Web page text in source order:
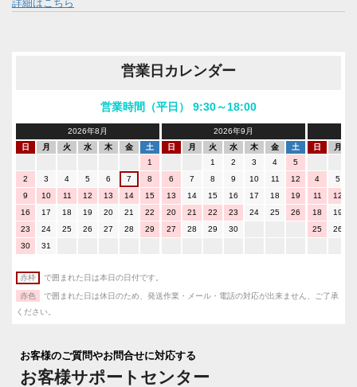
詳細はこちら
営業日カレンダー
営業時間（平日） 9:30～18:00
2026年8月
日
月 火 水 木 金
土
1
2
3 4 5 6 7
8
9
10 11 12 13 14
15
16
17 18 19 20 21
22
23
24 25 26 27 28
29
30
31
2026年9月
日
月 火 水 木 金
土
1
2 3 4
5
6
7 8 9 10 11
12
13
14 15 16 17 18
19
20
21 22 23 24 25
26
27
28 29 30
日 月
4 5
11
12
18
19
25
26
赤枠 で囲まれた日は本日の日付です。
赤色
で囲まれた日は休日のため、発送作業・メール・電話の対応が出来ません、ご了承
ください。
お客様のご質問やお問合せに対応する
お客様サポートセンター